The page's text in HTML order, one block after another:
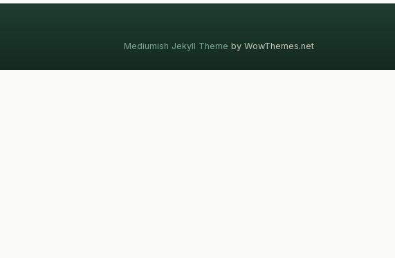
Mediumish Jekyll Theme by WowThemes.net